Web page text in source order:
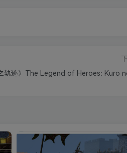
轨迹》The Legend of Heroes: Kuro